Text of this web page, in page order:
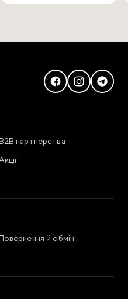
В2В партнерства
Повернення й обмін